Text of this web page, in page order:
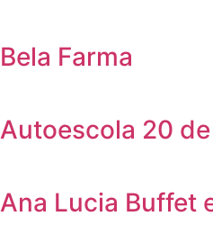
Bela Farma
Autoescola 20
Ana Lucia Buffet